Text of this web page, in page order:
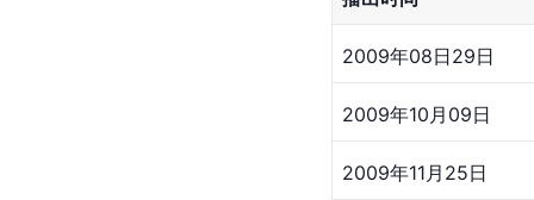
2009年08日29日
2009年10月09日
2009年11月25日